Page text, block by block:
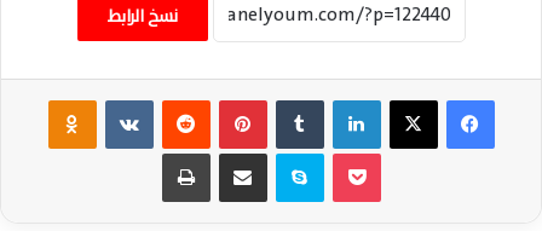
نسخ الرابط
فيسبوك ‫X لينكدإن بينتيريست ‏VKontakte
سكايب مشاركة عبر البريد طباعة